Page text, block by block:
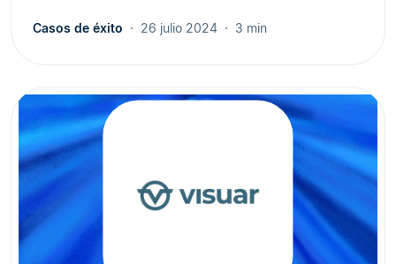
Casos de éxito 26 julio 2024 3 min